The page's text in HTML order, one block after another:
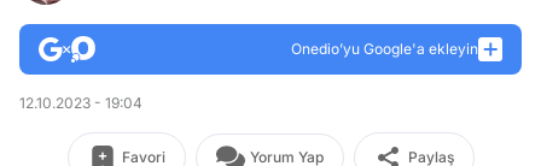
Onedio’yu Google'a ekleyin
12.10.2023 - 19:04
Favori Yorum Yap Paylaş